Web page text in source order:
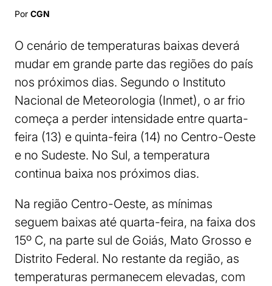
Por CGN
O cenário de temperaturas baixas deverá
mudar em grande parte das regiões do país
nos próximos dias. Segundo o Instituto
Nacional de Meteorologia (Inmet), o ar frio
começa a perder intensidade entre quarta-
feira (13) e quinta-feira (14) no Centro-Oeste
e no Sudeste. No Sul, a temperatura
continua baixa nos próximos dias.
Na região Centro-Oeste, as mínimas
seguem baixas até quarta-feira, na faixa dos
15º C, na parte sul de Goiás, Mato Grosso e
Distrito Federal. No restante da região, as
temperaturas permanecem elevadas, com